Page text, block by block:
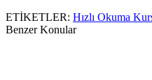
ETİKETLER: Hızlı Okuma
Benzer Konular